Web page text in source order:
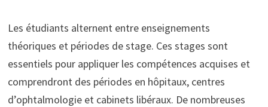
Les étudiants alternent entre enseignements
théoriques et périodes de stage. Ces stages sont
essentiels pour appliquer les compétences acquises et
comprendront des périodes en hôpitaux, centres
d’ophtalmologie et cabinets libéraux. De nombreuses